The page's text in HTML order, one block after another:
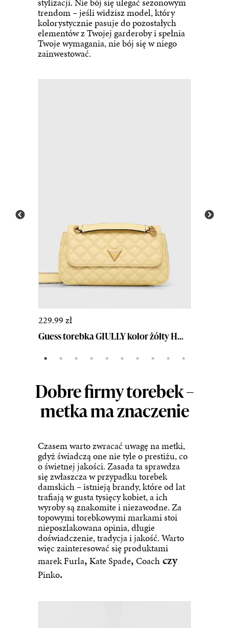
trendom – jeśli widzisz model, który
kolorystycznie pasuje do pozostałych
elementów z Twojej garderoby i spełnia
Twoje wymagania, nie bój się w niego
zainwestować.
229.99 zł
Guess torebka GIULLY kolor żółty HWQA87 48210
Dobre firmy torebek –
metka ma znaczenie
Czasem warto zwracać uwagę na metki,
gdyż świadczą one nie tyle o prestiżu, co
o świetnej jakości. Zasada ta sprawdza
się zwłaszcza w przypadku torebek
damskich – istnieją brandy, które od lat
trafiają w gusta tysięcy kobiet, a ich
wyroby są znakomite i niezawodne. Za
topowymi torebkowymi markami stoi
nieposzlakowana opinia, długie
doświadczenie, tradycja i jakość. Warto
więc zainteresować się produktami
marekFurla, Kate Spade, Coach czy
Pinko.